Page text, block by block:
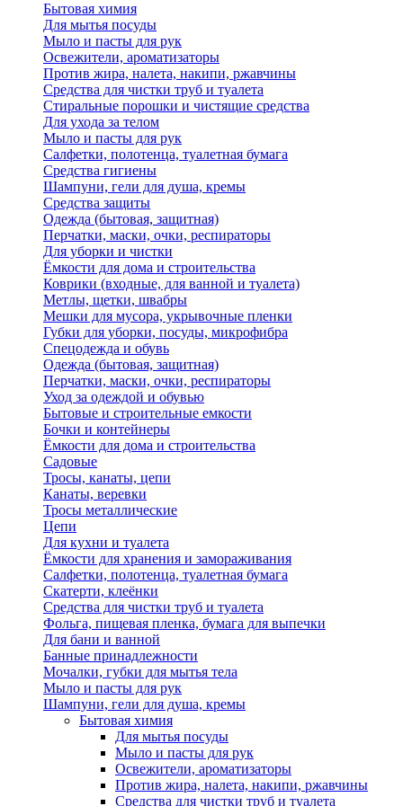
Бытовая химия
Для мытья посуды
Мыло и пасты для рук
Освежители, ароматизаторы
Против жира, налета, накипи, ржавчины
Средства для чистки труб и туалета
Стиральные порошки и чистящие средства
Для ухода за телом
Мыло и пасты для рук
Салфетки, полотенца, туалетная бумага
Средства гигиены
Шампуни, гели для душа, кремы
Средства защиты
Одежда (бытовая, защитная)
Перчатки, маски, очки, респираторы
Для уборки и чистки
Ёмкости для дома и строительства
Коврики (входные, для ванной и туалета)
Метлы, щетки, швабры
Мешки для мусора, укрывочные пленки
Губки для уборки, посуды, микрофибра
Спецодежда и обувь
Одежда (бытовая, защитная)
Перчатки, маски, очки, респираторы
Уход за одеждой и обувью
Бытовые и строительные емкости
Бочки и контейнеры
Ёмкости для дома и строительства
Садовые
Тросы, канаты, цепи
Канаты, веревки
Тросы металлические
Цепи
Для кухни и туалета
Ёмкости для хранения и замораживания
Салфетки, полотенца, туалетная бумага
Скатерти, клеёнки
Средства для чистки труб и туалета
Фольга, пищевая пленка, бумага для выпечки
Для бани и ванной
Банные принадлежности
Мочалки, губки для мытья тела
Мыло и пасты для рук
Шампуни, гели для душа, кремы
Бытовая химия
Для мытья посуды
Мыло и пасты для рук
Освежители, ароматизаторы
Против жира, налета, накипи, ржавчины
Средства для чистки труб и туалета